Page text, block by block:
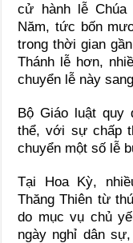
cử hành lễ Chúa
Năm, tức bốn
trong thời gian
Thánh lễ hơn,
chuyển lễ này
Bộ Giáo luật quy
thể, với sự chấp
chuyển một số lễ
Tại Hoa Kỳ,
Thăng Thiên từ
do mục vụ chủ
ngày nghỉ dân